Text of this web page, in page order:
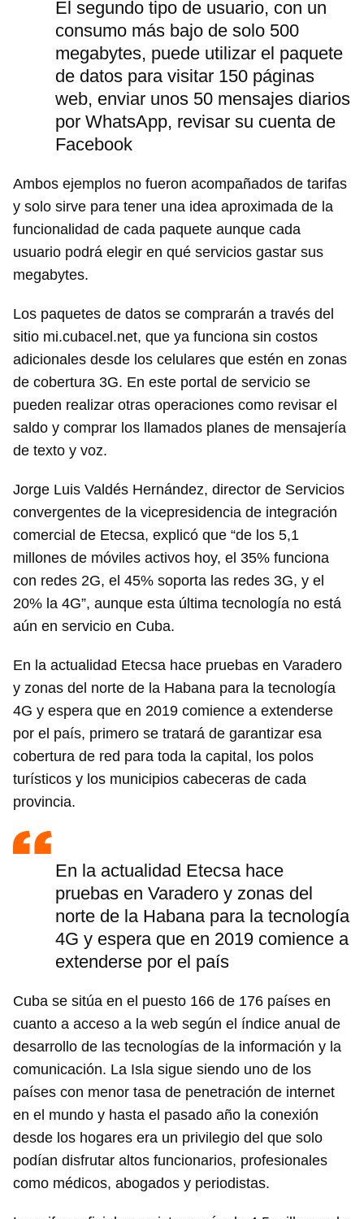
Guardar como favorito
Para poder guardar como favorito, primero has de
iniciar sesión con tu cuenta de 14ymedio.
INICIAR SESIÓN CANCELAR
El segundo tipo de usuario, con un
consumo más bajo de solo 500
megabytes, puede utilizar el paquete
de datos para visitar 150 páginas
web, enviar unos 50 mensajes diarios
por WhatsApp, revisar su cuenta de
Facebook
Ambos ejemplos no fueron acompañados de tarifas
y solo sirve para tener una idea aproximada de la
funcionalidad de cada paquete aunque cada
usuario podrá elegir en qué servicios gastar sus
megabytes.
Los paquetes de datos se comprarán a través del
sitio mi.cubacel.net, que ya funciona sin costos
adicionales desde los celulares que estén en zonas
de cobertura 3G. En este portal de servicio se
pueden realizar otras operaciones como revisar el
saldo y comprar los llamados planes de mensajería
de texto y voz.
Jorge Luis Valdés Hernández, director de Servicios
convergentes de la vicepresidencia de integración
comercial de Etecsa, explicó que “de los 5,1
millones de móviles activos hoy, el 35% funciona
con redes 2G, el 45% soporta las redes 3G, y el
20% la 4G”, aunque esta última tecnología no está
aún en servicio en Cuba.
En la actualidad Etecsa hace pruebas en Varadero
y zonas del norte de la Habana para la tecnología
4G y espera que en 2019 comience a extenderse
por el país, primero se tratará de garantizar esa
cobertura de red para toda la capital, los polos
turísticos y los municipios cabeceras de cada
provincia.
En la actualidad Etecsa hace
pruebas en Varadero y zonas del
norte de la Habana para la tecnología
4G y espera que en 2019 comience a
extenderse por el país
Cuba se sitúa en el puesto 166 de 176 países en
cuanto a acceso a la web según el índice anual de
desarrollo de las tecnologías de la información y la
comunicación. La Isla sigue siendo uno de los
países con menor tasa de penetración de internet
en el mundo y hasta el pasado año la conexión
desde los hogares era un privilegio del que solo
podían disfrutar altos funcionarios, profesionales
como médicos, abogados y periodistas.